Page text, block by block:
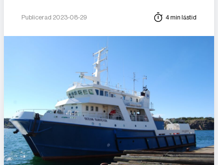
Publicerad 2023-08-29 4 min lästid